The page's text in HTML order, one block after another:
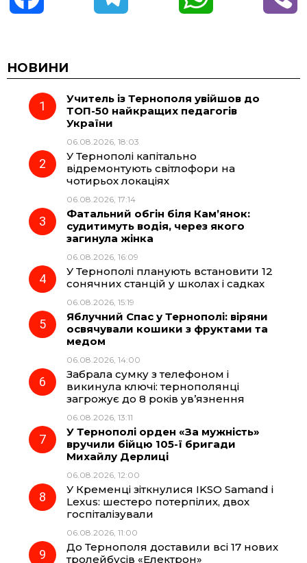
c
e
o
k
e
r
a
m
t
A
НОВИНИ
Учитель із Тернополя увійшов до
ТОП-50 найкращих педагогів
України
06.08.2026, 18:03
У Тернополі капітально
відремонтують світлофори на
чотирьох локаціях
06.08.2026, 17:14
Фатальний обгін біля Кам’янок:
судитимуть водія, через якого
загинула жінка
06.08.2026, 16:09
У Тернополі планують встановити 12
сонячних станцій у школах і садках
06.08.2026, 15:19
Яблучний Спас у Тернополі: віряни
освячували кошики з фруктами та
медом
06.08.2026, 14:00
Забрала сумку з телефоном і
викинула ключі: тернополянці
загрожує до 8 років ув’язнення
06.08.2026, 13:11
У Тернополі орден «За мужність»
вручили бійцю 105-ї бригади
Михайлу Дерлиці
06.08.2026, 12:00
У Кременці зіткнулися IKSO Samand і
Lexus: шестеро потерпілих, двох
госпіталізували
06.08.2026, 11:00
До Тернополя доставили всі 17 нових
тролейбусів «Електрон»